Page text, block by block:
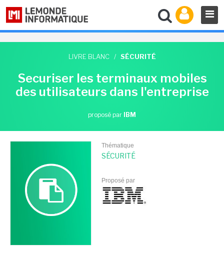
LIVRE BLANC / SÉCURITÉ
Securiser les terminaux mobiles
des utilisateurs dans l'entreprise
proposé par IBM
Thématique
SÉCURITÉ
Proposé par